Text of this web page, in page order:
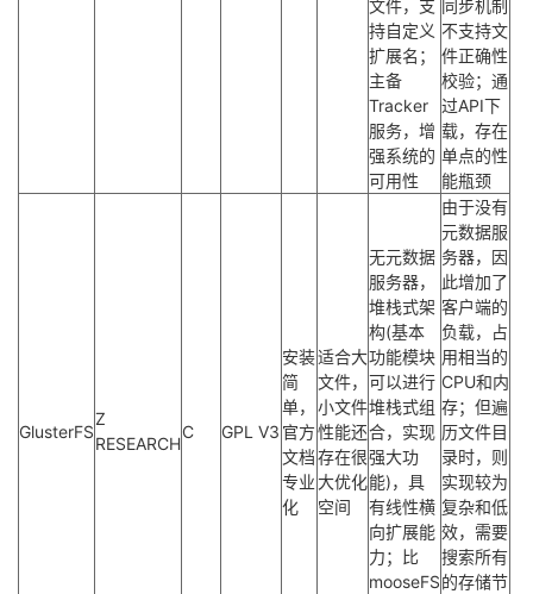
文件，支
持自定义
扩展名；
主备
Tracker
服务，增
强系统的
可用性
同步机制
不支持文
件正确性
校验；通
过API下
载，存在
单点的性
能瓶颈
GlusterFS
Z
RESEARCH
C GPL V3
安装
简
单，
官方
文档
专业
化
适合大
文件，
小文件
性能还
存在很
大优化
空间
无元数据
服务器，
堆栈式架
构(基本
功能模块
可以进行
堆栈式组
合，实现
强大功
能)，具
有线性横
向扩展能
力；比
mooseFS
由于没有
元数据服
务器，因
此增加了
客户端的
负载，占
用相当的
CPU和内
存；但遍
历文件目
录时，则
实现较为
复杂和低
效，需要
搜索所有
的存储节